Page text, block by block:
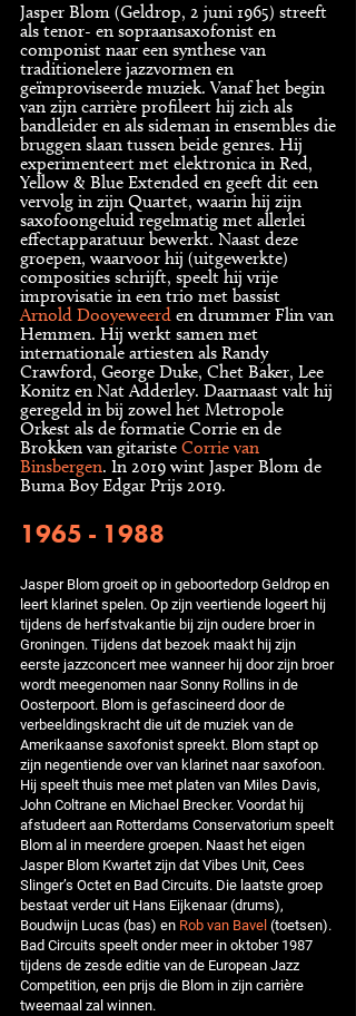
Jasper Blom (Geldrop, 2 juni 1965) streeft
als tenor- en sopraansaxofonist en
componist naar een synthese van
traditionelere jazzvormen en
geïmproviseerde muziek. Vanaf het begin
van zijn carrière profileert hij zich als
bandleider en als sideman in ensembles die
bruggen slaan tussen beide genres. Hij
experimenteert met elektronica in Red,
Yellow & Blue Extended en geeft dit een
vervolg in zijn Quartet, waarin hij zijn
saxofoongeluid regelmatig met allerlei
effectapparatuur bewerkt. Naast deze
groepen, waarvoor hij (uitgewerkte)
composities schrijft, speelt hij vrije
improvisatie in een trio met bassist
Arnold Dooyeweerd en drummer Flin van
Hemmen. Hij werkt samen met
internationale artiesten als Randy
Crawford, George Duke, Chet Baker, Lee
Konitz en Nat Adderley. Daarnaast valt hij
geregeld in bij zowel het Metropole
Orkest als de formatie Corrie en de
Brokken van gitariste Corrie van
Binsbergen. In 2019 wint Jasper Blom de
Buma Boy Edgar Prijs 2019.
1965 - 1988
Jasper Blom groeit op in geboortedorp Geldrop en
leert klarinet spelen. Op zijn veertiende logeert hij
tijdens de herfstvakantie bij zijn oudere broer in
Groningen. Tijdens dat bezoek maakt hij zijn
eerste jazzconcert mee wanneer hij door zijn broer
wordt meegenomen naar Sonny Rollins in de
Oosterpoort. Blom is gefascineerd door de
verbeeldingskracht die uit de muziek van de
Amerikaanse saxofonist spreekt. Blom stapt op
zijn negentiende over van klarinet naar saxofoon.
Hij speelt thuis mee met platen van Miles Davis,
John Coltrane en Michael Brecker. Voordat hij
afstudeert aan Rotterdams Conservatorium speelt
Blom al in meerdere groepen. Naast het eigen
Jasper Blom Kwartet zijn dat Vibes Unit, Cees
Slinger’s Octet en Bad Circuits. Die laatste groep
bestaat verder uit Hans Eijkenaar (drums),
Boudwijn Lucas (bas) en Rob van Bavel(toetsen).
Bad Circuits speelt onder meer in oktober 1987
tijdens de zesde editie van de European Jazz
Competition, een prijs die Blom in zijn carrière
tweemaal zal winnen.